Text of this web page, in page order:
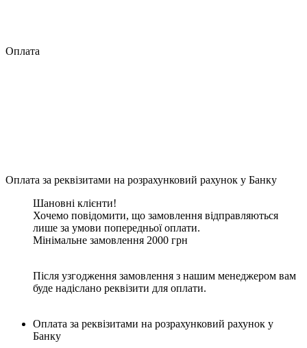
Оплата
Оплата за реквізитами на розрахунковий рахунок у Банку
Шановні клієнти!
Хочемо повідомити, що замовлення відправляються
лише за умови попередньої оплати.
Мінімальне замовлення 2000 грн
Після узгодження замовлення з нашим менеджером вам
буде надіслано реквізити для оплати.
Оплата за реквізитами на розрахунковий рахунок у
Банку